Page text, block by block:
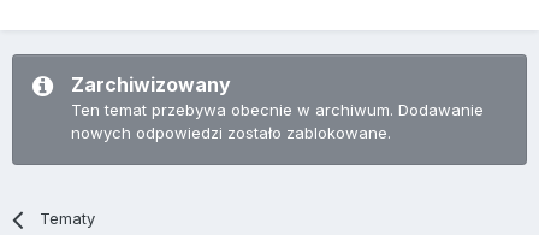
Zarchiwizowany
Ten temat przebywa obecnie w archiwum. Dodawanie
nowych odpowiedzi zostało zablokowane.
Tematy